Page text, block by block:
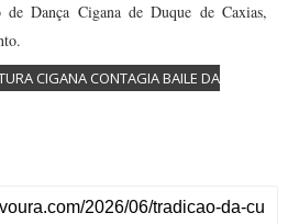
Dança Cigana de Duque de Caxias,
CIGANA CONTAGIA BAILE DA